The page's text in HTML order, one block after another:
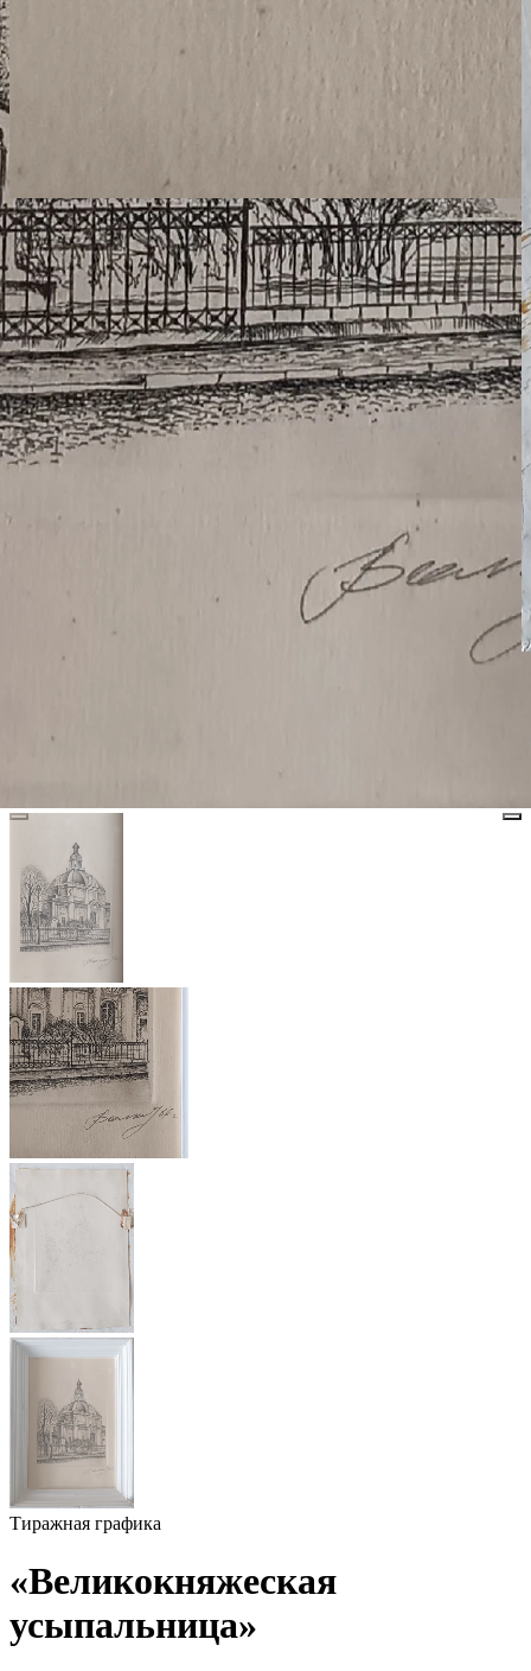
Тиражная графика
«Великокняжеская
усыпальница»